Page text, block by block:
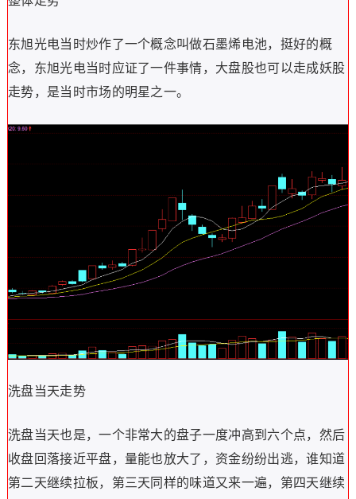
东旭光电当时炒作了一个概念叫做石墨烯电池，挺好的概
念，东旭光电当时应证了一件事情，大盘股也可以走成妖股
走势，是当时市场的明星之一。
洗盘当天走势
洗盘当天也是，一个非常大的盘子一度冲高到六个点，然后
收盘回落接近平盘，量能也放大了，资金纷纷出逃，谁知道
第二天继续拉板，第三天同样的味道又来一遍，第四天继续